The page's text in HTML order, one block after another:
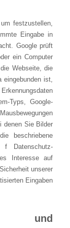
festzustellen,
Eingabe in
Google prüft
ein Computer
Webseite, die
ist,
Typs, Google-
denen Sie Bilder
beschriebene
Datenschutz-
Interesse auf
unserer
Eingaben
und